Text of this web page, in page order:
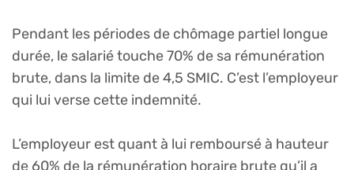
Pendant les périodes de chômage partiel longue
durée, le salarié touche 70% de sa rémunération
brute, dans la limite de 4,5 SMIC. C’est l’employeur
qui lui verse cette indemnité.
L’employeur est quant à lui remboursé à hauteur
de 60% de la rémunération horaire brute qu’il a